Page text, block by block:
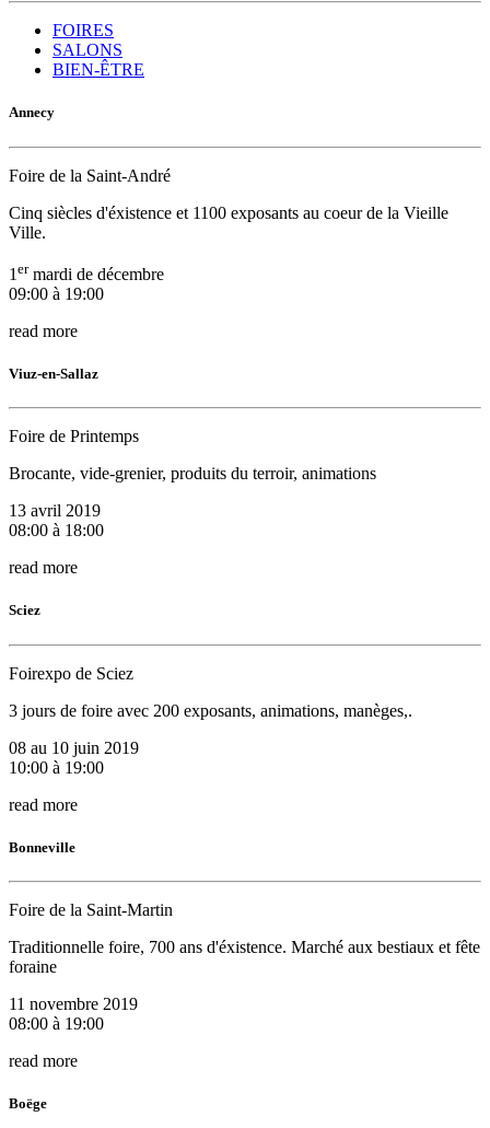
FOIRES
SALONS
BIEN-ÊTRE
Annecy
Foire de la Saint-André
Cinq siècles d'éxistence et 1100 exposants au coeur de la Vieille
Ville.
1 ermardi de décembre
09:00 à 19:00
read more
Viuz-en-Sallaz
Foire de Printemps
Brocante, vide-grenier, produits du terroir, animations
13 avril 2019
08:00 à 18:00
read more
Sciez
Foirexpo de Sciez
3 jours de foire avec 200 exposants, animations, manèges,.
08 au 10 juin 2019
10:00 à 19:00
read more
Bonneville
Foire de la Saint-Martin
Traditionnelle foire, 700 ans d'éxistence. Marché aux bestiaux et fête
foraine
11 novembre 2019
08:00 à 19:00
read more
Boëge